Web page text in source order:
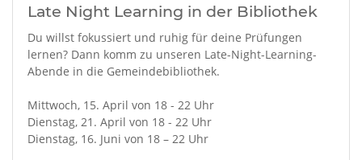
Late Night Learning in der Bibliothek
Du willst fokussiert und ruhig für deine Prüfungen
lernen? Dann komm zu unseren Late-Night-Learning-
Abende in die Gemeindebibliothek.
Mittwoch, 15. April von 18 - 22 Uhr
Dienstag, 21. April von 18 - 22 Uhr
Dienstag, 16. Juni von 18 – 22 Uhr